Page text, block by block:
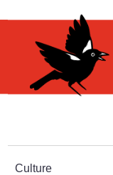
Culture